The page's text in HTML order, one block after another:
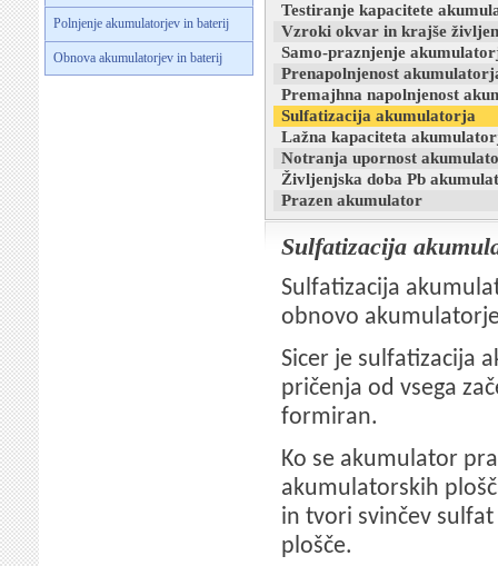
Polnjenje akumulatorjev in baterij
Obnova akumulatorjev in baterij
Testiranje kapacitete
Vzroki okvar in krajše
Samo-praznjenje
Prenapolnjenost
Premajhna napolnjenost
Sulfatizacija akumulatorja
Lažna kapaciteta
Notranja upornost
Življenjska doba Pb
Prazen akumulator
Sulfatizacija
Sulfatizacija
obnovo
Sicer je sulfatizacija
pričenja od vsega
formiran.
Ko se akumulator
akumulatorskih
in tvori svinčev
plošče.